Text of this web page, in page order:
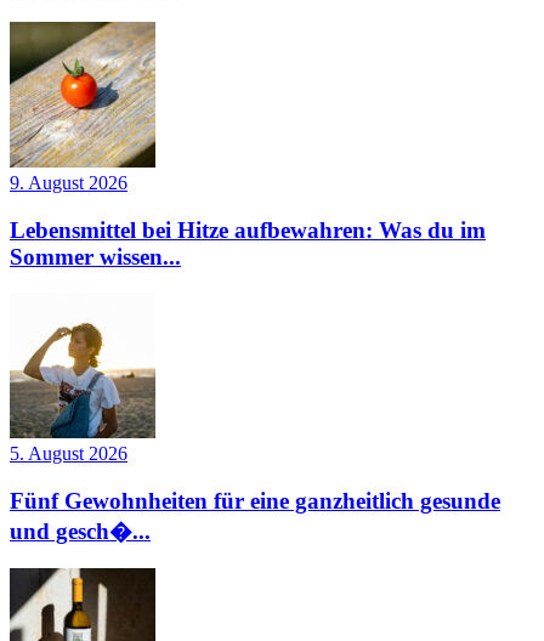
9. August 2026
Lebensmittel bei Hitze aufbewahren: Was du im
Sommer wissen...
5. August 2026
Fünf Gewohnheiten für eine ganzheitlich gesunde
und gesch�...